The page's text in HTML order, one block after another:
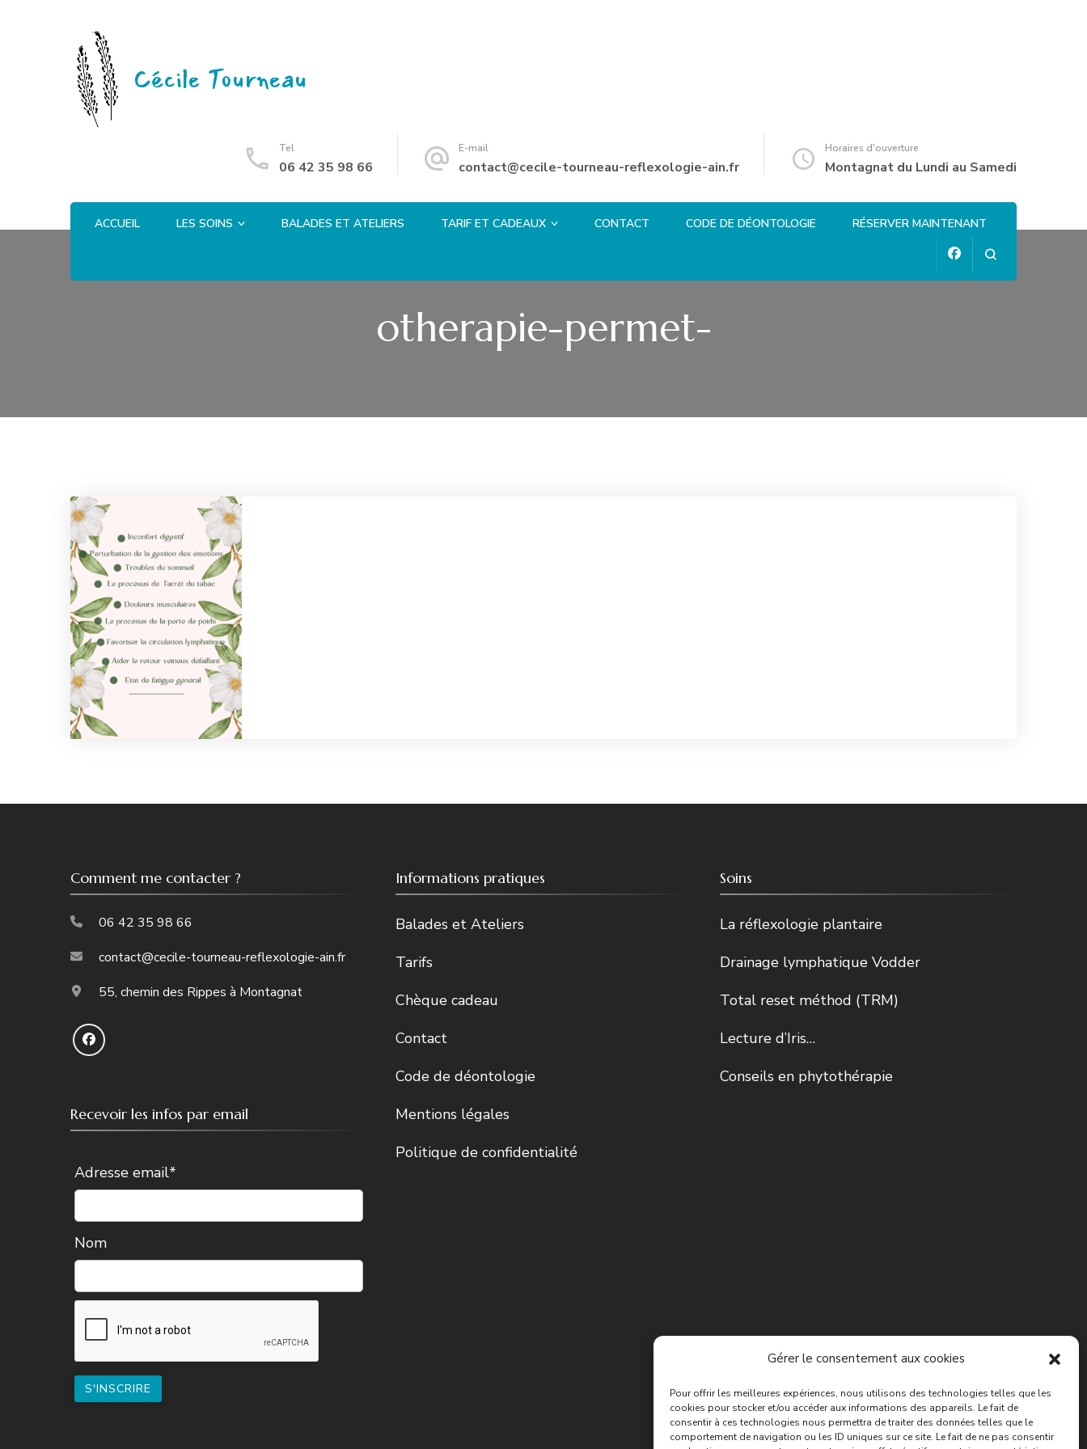
Gérer le consentement aux cookies
Pour offrir les meilleures expériences, nous utilisons des technologies telles que les
cookies pour stocker et/ou accéder aux informations des appareils. Le fait de
consentir à ces technologies nous permettra de traiter des données telles que le
comportement de navigation ou les ID uniques sur ce site. Le fait de ne pas consentir
Cécile Tourneau
Tel
06 42 35 98 66
E-mail
contact@cecile-tourneau-reflexologie-ain.fr
Horaires d'ouverture
Montagnat du Lundi au Samedi
ACCUEIL LES SOINS BALADES ET ATELIERS TARIF ET CADEAUX CONTACT CODE DE DÉONTOLOGIE RÉSERVER MAINTENANT
otherapie-permet-
Comment me contacter ?
06 42 35 98 66
contact@cecile-tourneau-reflexologie-ain.fr
55, chemin des Rippes à Montagnat
Recevoir les infos par email
Adresse email*
Nom
Informations pratiques
Balades et Ateliers
Tarifs
Chèque cadeau
Contact
Code de déontologie
Mentions légales
Politique de confidentialité
Soins
La réflexologie plantaire
Drainage lymphatique Vodder
Total reset méthod (TRM)
Lecture d’Iris…
Conseils en phytothérapie